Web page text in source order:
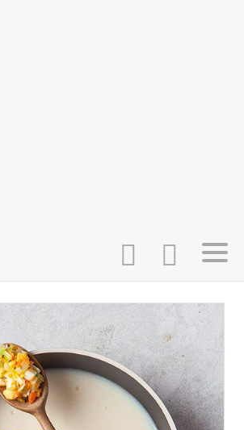
INLOGGEN
AANMELDEN
HOME
RECEPTEN